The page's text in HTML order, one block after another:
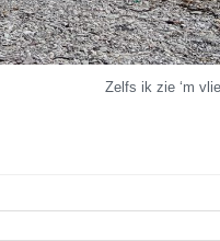
Zelfs ik zie ‘m